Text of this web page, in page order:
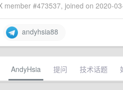
member #473537, joined on 2020-
andyhsia88
AndyHsia 提问 技术话题